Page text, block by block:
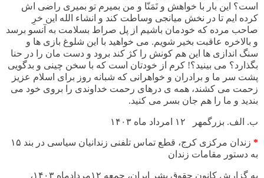
است؟ این بار با خواهش و تَمَنّا و من بمیرم تو بمیری راضی اش
کرده ایم تا در نخش میانجی وساطت کند و انشاء الله این خرِ
صاحب مرده که خودمان باشیم از پل صراط بسلامت به آنسو برسد
و بالاخره عاقبت بخیر شویم. می خواهید با این شلوغ بازی ها و
سنگ اندازی ها این هم کونش را کژ کند برود و دست مان را در حنا
بگذارد؟ می بینید؟! کرم از خودتان است که با سخن چینی و بدگویی
پشت سر ما و برادران و خواهرانی که شبانه روز برای اسلام عزیز
زحمت می کشند، همه ی درهای رحمت خداوندی را بروی خود می
بندید و ما را هم جان بسر می کنید.
ب. الف. بزرگمهر ۱۲ امرداد ماه ۱۴۰۳
* زندان مرکزی کرج، قطع تماس تلفنی زندانیان سیاسی در بند ۱۵
به دستور مقامات زندان
به گزارش کانون حقوق بشر ایران، جمعه ۱۲مردادماه ۱۴۰۳،